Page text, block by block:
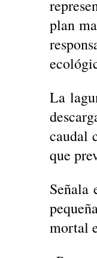
plan
La
caudal
que
Señala
mortal